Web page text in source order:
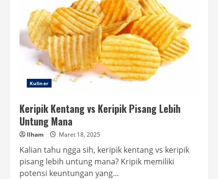
Kuliner
Keripik Kentang vs Keripik Pisang Lebih
Untung Mana
Ilham Maret 18, 2025
Kalian tahu ngga sih, keripik kentang vs keripik
pisang lebih untung mana? Kripik memiliki
potensi keuntungan yang...